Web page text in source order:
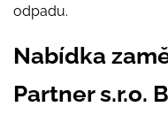
odpadu.
Nabídka
Partner s.r.o.